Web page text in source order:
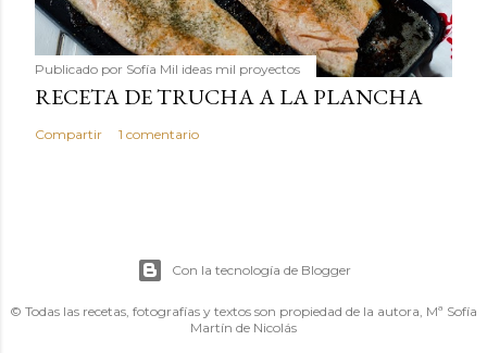
Publicado por Sofía Mil ideas mil proyectos
RECETA DE TRUCHA A LA PLANCHA
Compartir 1 comentario
Con la tecnología de Blogger
© Todas las recetas, fotografías y textos son propiedad de la autora, Mª Sofía
Martín de Nicolás